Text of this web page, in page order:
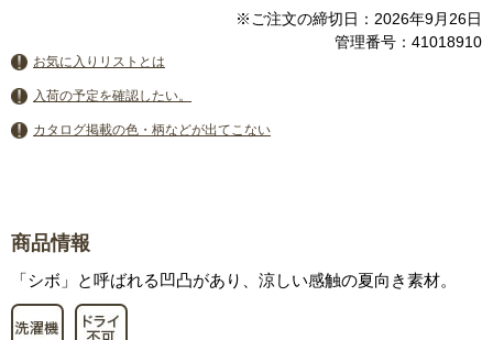
※ご注文の締切日：2026年9月26日
管理番号：41018910
お気に入りリストとは
入荷の予定を確認したい。
カタログ掲載の色・柄などが出てこない
商品情報
「シボ」と呼ばれる凹凸があり、涼しい感触の夏向き素材。